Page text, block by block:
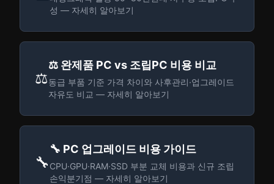
성 — 자세히 알아보기
⚖️
⚖️ 완제품 PC vs 조립PC 비용 비교
동급 부품 기준 가격 차이와 사후관리·업그레이드
자유도 비교 — 자세히 알아보기
🔧
🔧 PC 업그레이드 비용 가이드
CPU·GPU·RAM·SSD 부분 교체 비용과 신규 조립
손익분기점 — 자세히 알아보기